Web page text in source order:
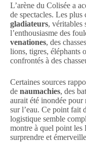
L’arène du Colisée a
de spectacles. Les plus
gladiateurs, véritables
l’enthousiasme des
venationes, des
lions, tigres, éléphants
confrontés à des
Certaines sources
de naumachies, des
aurait été inondée
sur l’eau. Ce point fait
logistique semble
montre à quel point les
surprendre et